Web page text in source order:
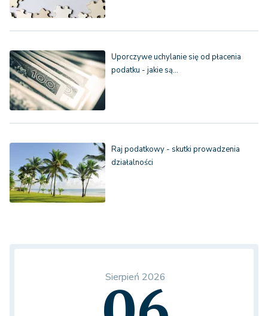
Uporczywe uchylanie się od płacenia
podatku - jakie są…
Raj podatkowy - skutki prowadzenia
działalności
Sierpień 2026